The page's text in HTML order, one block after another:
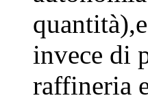
invece di
raffineria